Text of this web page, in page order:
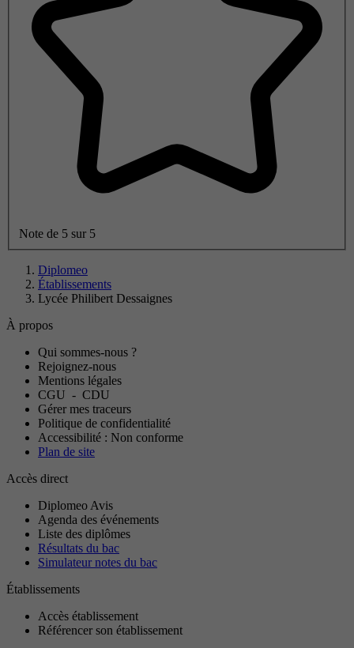
Note de 5 sur 5
Diplomeo
Établissements
Lycée Philibert Dessaignes
À propos
Qui sommes-nous ?
Rejoignez-nous
Mentions légales
CGU - CDU
Gérer mes traceurs
Politique de confidentialité
Accessibilité : Non conforme
Plan de site
Accès direct
Diplomeo Avis
Agenda des événements
Liste des diplômes
Résultats du bac
Simulateur notes du bac
Établissements
Accès établissement
Référencer son établissement